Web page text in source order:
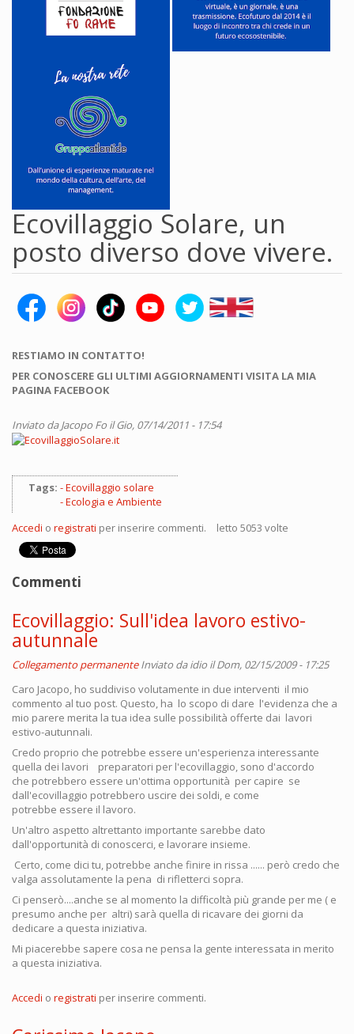
Ecovillaggio Solare, un
posto diverso dove vivere.
RESTIAMO IN CONTATTO!
PER CONOSCERE GLI ULTIMI AGGIORNAMENTI VISITA LA MIA
PAGINA FACEBOOK
Inviato daJacopo Fo il Gio, 07/14/2011 - 17:54
Tags:
Ecovillaggio solare
Ecologia e Ambiente
Accedi o registrati per inserire commenti. letto 5053 volte
Commenti
Ecovillaggio: Sull'idea lavoro estivo-
autunnale
Collegamento permanente Inviato daidio il Dom, 02/15/2009 - 17:25
Caro Jacopo, ho suddiviso volutamente in due interventi il mio
commento al tuo post. Questo, ha lo scopo di dare l'evidenza che a
mio parere merita la tua idea sulle possibilità offerte dai lavori
estivo-autunnali.
Credo proprio che potrebbe essere un'esperienza interessante
quella dei lavori preparatori per l'ecovillaggio, sono d'accordo
che potrebbero essere un'ottima opportunità per capire se
dall'ecovillaggio potrebbero uscire dei soldi, e come
potrebbe essere il lavoro.
Un'altro aspetto altrettanto importante sarebbe dato
dall'opportunità di conoscerci, e lavorare insieme.
Certo, come dici tu, potrebbe anche finire in rissa ...... però credo che
valga assolutamente la pena di rifletterci sopra.
Ci penserò....anche se al momento la difficoltà più grande per me ( e
presumo anche per altri) sarà quella di ricavare dei giorni da
dedicare a questa iniziativa.
Mi piacerebbe sapere cosa ne pensa la gente interessata in merito
a questa iniziativa.
Accedi o registrati per inserire commenti.